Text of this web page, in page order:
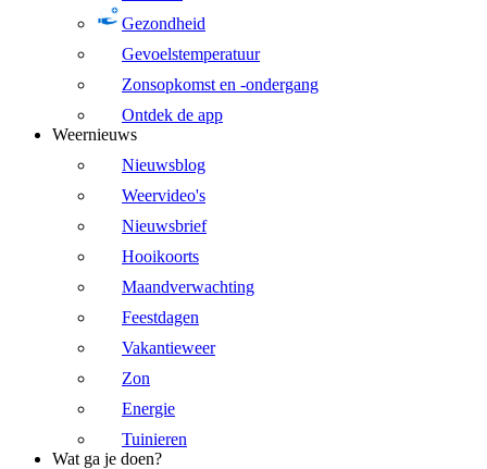
Gezondheid
Gevoelstemperatuur
Zonsopkomst en -ondergang
Ontdek de app
Weernieuws
Nieuwsblog
Weervideo's
Nieuwsbrief
Hooikoorts
Maandverwachting
Feestdagen
Vakantieweer
Zon
Energie
Tuinieren
Wat ga je doen?